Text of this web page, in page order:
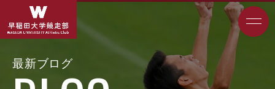
最新ブログ